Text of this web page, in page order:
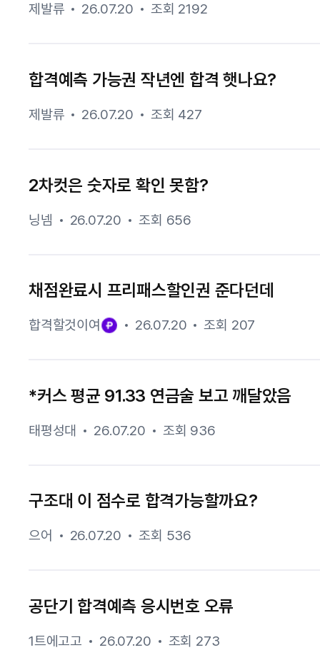
제발류 26.07.20 조회 2192
합격예측 가능권 작년엔 합격 햇나요?
제발류 26.07.20 조회 427
2차컷은 숫자로 확인 못함?
닝넴 26.07.20 조회 656
채점완료시 프리패스할인권 준다던데
합격할것이여 26.07.20 조회 207
*커스 평균 91.33 연금술 보고 깨달았음
태평성대 26.07.20 조회 936
구조대 이 점수로 합격가능할까요?
으어 26.07.20 조회 536
공단기 합격예측 응시번호 오류
1트에고고 26.07.20 조회 273